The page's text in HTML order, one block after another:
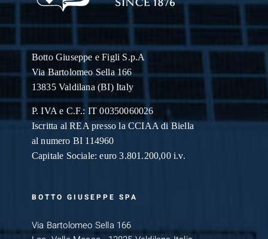
Botto Giuseppe e Figli S.p.A
Via Bartolomeo Sella 166
13835 Valdilana (BI) Italy
P. IVA e C.F.: IT 00350060026
Iscritta al REA presso la CCIAA di Biella
al numero BI 114960
Capitale Sociale: euro 3.801.200,00 i.v.
BOTTO GIUSEPPE SPA
Via Bartolomeo Sella 166